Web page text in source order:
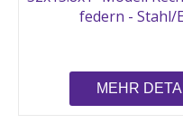
federn - Stahl/
MEHR